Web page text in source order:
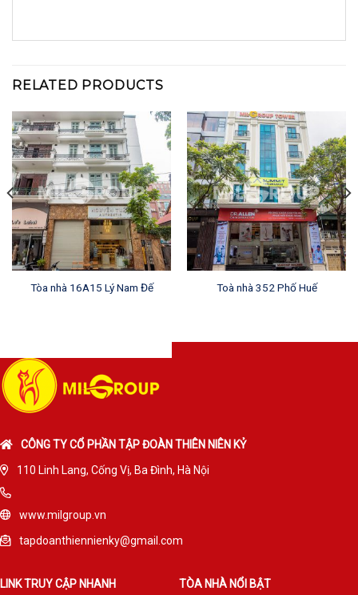
RELATED PRODUCTS
Tòa nhà 16A15 Lý Nam Đế Toà nhà 352 Phố Huế
CÔNG TY CỔ PHẦN TẬP ĐOÀN THIÊN NIÊN KỶ
110 Linh Lang, Cống Vị, Ba Đình, Hà Nội
www.milgroup.vn
tapdoanthiennienky@gmail.com
LINK TRUY CẬP NHANH TÒA NHÀ NỔI BẬT